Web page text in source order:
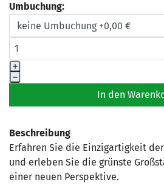
Umbuchung:
Beschreibung
Erfahren Sie die Einzigartigkeit
und erleben Sie die grünste
einer neuen Perspektive.